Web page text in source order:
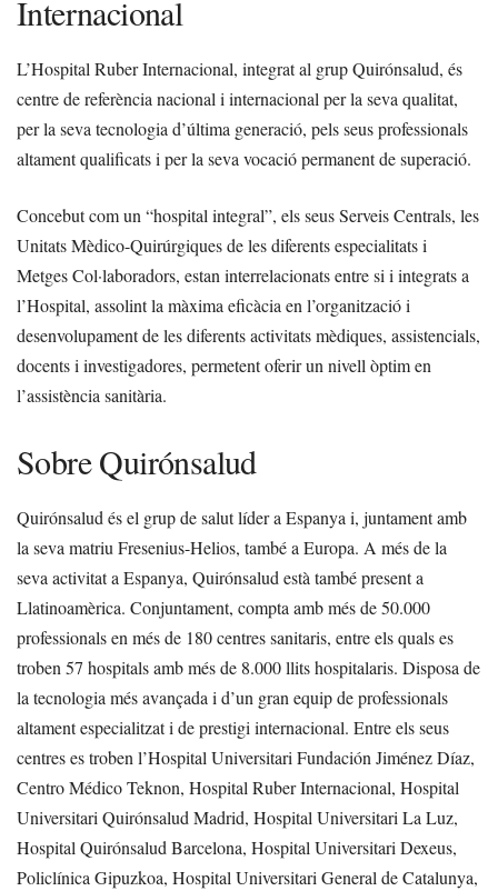
Internacional
L’Hospital Ruber Internacional, integrat al grup Quirónsalud, és
centre de referència nacional i internacional per la seva qualitat,
per la seva tecnologia d’última generació, pels seus professionals
altament qualificats i per la seva vocació permanent de superació.
Concebut com un “hospital integral”, els seus Serveis Centrals, les
Unitats Mèdico-Quirúrgiques de les diferents especialitats i
Metges Col·laboradors, estan interrelacionats entre si i integrats a
l’Hospital, assolint la màxima eficàcia en l’organització i
desenvolupament de les diferents activitats mèdiques, assistencials,
docents i investigadores, permetent oferir un nivell òptim en
l’assistència sanitària.
Sobre Quirónsalud
Quirónsalud és el grup de salut líder a Espanya i, juntament amb
la seva matriu Fresenius-Helios, també a Europa. A més de la
seva activitat a Espanya, Quirónsalud està també present a
Llatinoamèrica. Conjuntament, compta amb més de 50.000
professionals en més de 180 centres sanitaris, entre els quals es
troben 57 hospitals amb més de 8.000 llits hospitalaris. Disposa de
la tecnologia més avançada i d’un gran equip de professionals
altament especialitzat i de prestigi internacional. Entre els seus
centres es troben l’Hospital Universitari Fundación Jiménez Díaz,
Centro Médico Teknon, Hospital Ruber Internacional, Hospital
Universitari Quirónsalud Madrid, Hospital Universitari La Luz,
Hospital Quirónsalud Barcelona, Hospital Universitari Dexeus,
Policlínica Gipuzkoa, Hospital Universitari General de Catalunya,